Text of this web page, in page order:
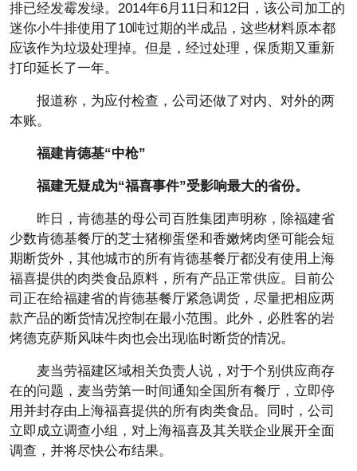
排已经发霉发绿。2014年6月11日和12日，该公司加工的
迷你小牛排使用了10吨过期的半成品，这些材料原本都
应该作为垃圾处理掉。但是，经过处理，保质期又重新
打印延长了一年。
报道称，为应付检查，公司还做了对内、对外的两
本账。
福建肯德基“中枪”
福建无疑成为“福喜事件”受影响最大的省份。
昨日，肯德基的母公司百胜集团声明称，除福建省
少数肯德基餐厅的芝士猪柳蛋堡和香嫩烤肉堡可能会短
期断货外，其他城市的所有肯德基餐厅都没有使用上海
福喜提供的肉类食品原料，所有产品正常供应。目前公
司正在给福建省的肯德基餐厅紧急调货，尽量把相应两
款产品的断货情况控制在最小范围。此外，必胜客的岩
烤德克萨斯风味牛肉也会出现临时断货的情况。
麦当劳福建区域相关负责人说，对于个别供应商存
在的问题，麦当劳第一时间通知全国所有餐厅，立即停
用并封存由上海福喜提供的所有肉类食品。同时，公司
立即成立调查小组，对上海福喜及其关联企业展开全面
调查，并将尽快公布结果。